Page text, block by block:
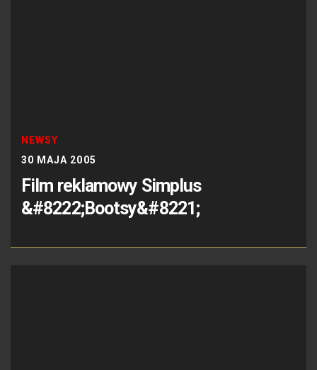
NEWSY
30 MAJA 2005
Film reklamowy Simplus
&#8222;Bootsy&#8221;